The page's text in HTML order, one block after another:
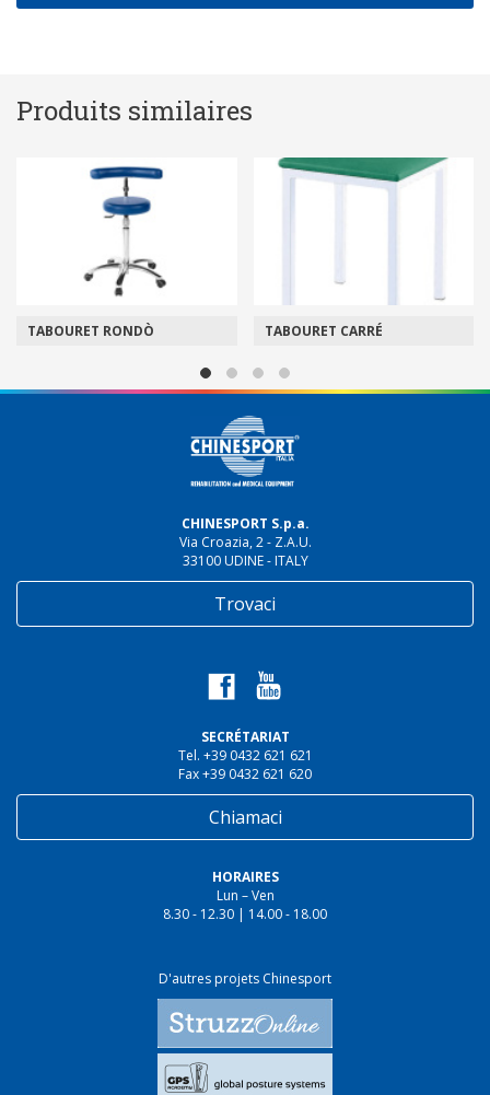
Produits similaires
TABOURET RONDÒ TABOURET CARRÉ
CHINESPORT S.p.a.
Via Croazia, 2 - Z.A.U.
33100 UDINE - ITALY
Trovaci
SECRÉTARIAT
Tel. +39 0432 621 621
Fax +39 0432 621 620
Chiamaci
HORAIRES
Lun – Ven
8.30 - 12.30 | 14.00 - 18.00
D'autres projets Chinesport